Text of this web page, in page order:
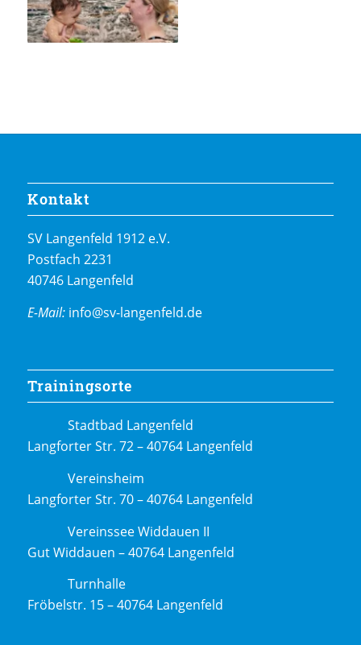
Kontakt
SV Langenfeld 1912 e.V.
Postfach 2231
40746 Langenfeld
E-Mail: info@sv-langenfeld.de
Trainingsorte
Stadtbad Langenfeld
Langforter Str. 72 – 40764 Langenfeld
Vereinsheim
Langforter Str. 70 – 40764 Langenfeld
Vereinssee Widdauen II
Gut Widdauen – 40764 Langenfeld
Turnhalle
Fröbelstr. 15 – 40764 Langenfeld